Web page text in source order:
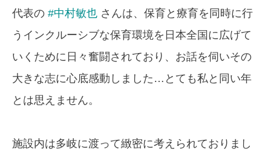
代表の #中村敏也 さんは、保育と療育を同時に行
うインクルーシブな保育環境を日本全国に広げて
いくために日々奮闘されており、お話を伺いその
大きな志に心底感動しました…とても私と同い年
とは思えません。
施設内は多岐に渡って緻密に考えられておりまし